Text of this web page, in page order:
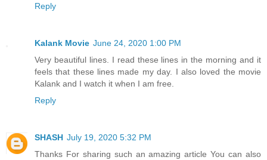
Reply
Kalank Movie June 24, 2020 1:00 PM
Very beautiful lines. I read these lines in the morning and it
feels that these lines made my day. I also loved the movie
Kalank and I watch it when I am free.
Reply
SHASH July 19, 2020 5:32 PM
Thanks For sharing such an amazing article You can also